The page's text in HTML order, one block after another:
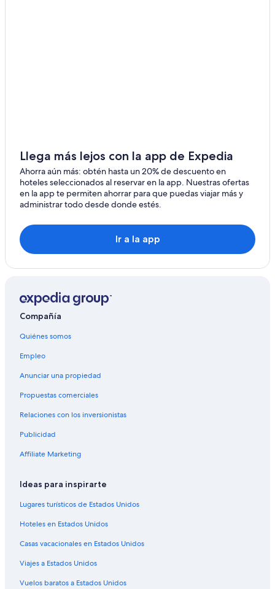
Hoteles en Helldal
Llega más lejos con la app de Expedia
Ahorra aún más: obtén hasta un 20% de descuento en
hoteles seleccionados al reservar en la app. Nuestras ofertas
en la app te permiten ahorrar para que puedas viajar más y
administrar todo desde donde estés.
Ir a la app
Compañía
Quiénes somos
Empleo
Anunciar una propiedad
Propuestas comerciales
Relaciones con los inversionistas
Publicidad
Affiliate Marketing
Ideas para inspirarte
Lugares turísticos de Estados Unidos
Hoteles en Estados Unidos
Casas vacacionales en Estados Unidos
Viajes a Estados Unidos
Vuelos baratos a Estados Unidos